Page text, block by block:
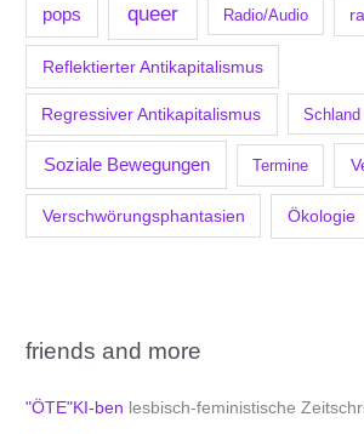
pops queer Radio/Audio
Reflektierter Antikapitalismus
Regressiver Antikapitalismus Schland
Soziale Bewegungen Termine
Verschwörungsphantasien Ökologie
friends and more
"ÖTE"KI-ben lesbisch-feministische